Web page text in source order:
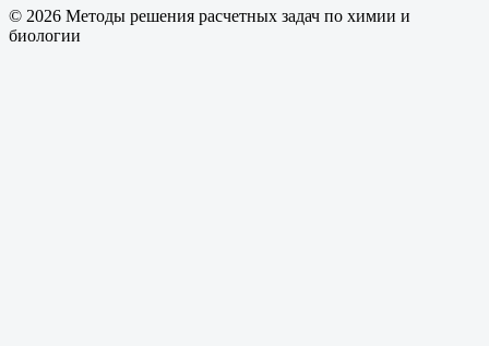
© 2026 Методы решения расчетных задач по химии и
биологии